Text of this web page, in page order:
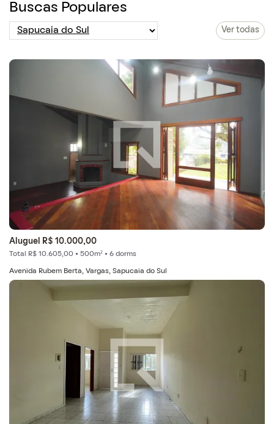
Buscas Populares
Ver todas
Aluguel R$ 10.000,00
Total R$ 10.605,00 • 500m² • 6 dorms
Avenida Rubem Berta, Vargas, Sapucaia do Sul